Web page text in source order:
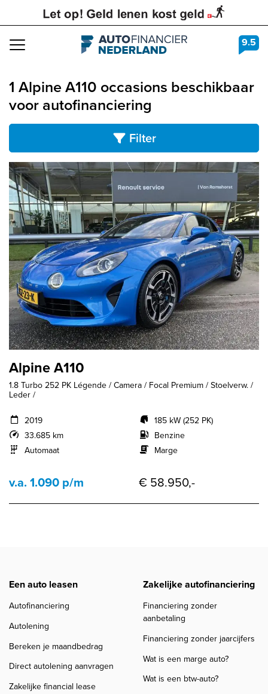
Navigation 9.5
1 Alpine A110 occasions beschikbaar
voor autofinanciering
Filter
Alpine A110
1.8 Turbo 252 PK Légende / Camera / Focal Premium / Stoelverw. /
Leder /
2019
33.685 km
Automaat
185 kW (252 PK)
Benzine
Marge
v.a. 1.090 p/m € 58.950,-
Een auto leasen
Autofinanciering
Autolening
Bereken je maandbedrag
Direct autolening aanvragen
Zakelijke financial lease
Zakelijke autofinanciering
Financiering zonder
aanbetaling
Financiering zonder jaarcijfers
Wat is een marge auto?
Wat is een btw-auto?